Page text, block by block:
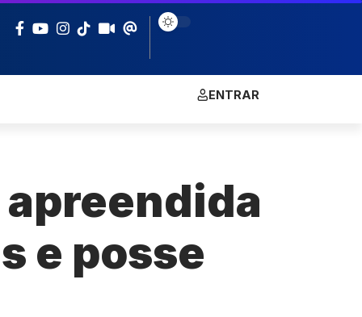
ENTRAR
e posse